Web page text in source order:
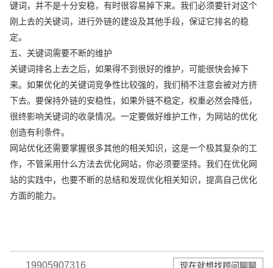
键词，并不是十分安稳，有时很容易掉下来。我们必须要针对这个
刚上去的关键词，进行外链的建设及其他手段，保证它排名的稳
定。
五、关键词需要不断的维护
关键词排名上去之后，如果得不到很好的维护，可能很快会掉下
来。如果优化的关键词竞争性比较强的，我们稍不注意会被对方挤
下去。要保持外链的安稳性，如果外链不稳定，权重必然会降低，
很终影响关键词的收录情况。一定要做好维护工作，为网站的优化
创造有利条件。
网站优化还需要掌握很多其他的相关知识，这是一个极其复杂的工
作，不管采用什么方法去优化网站，你必须要坚持。我们在优化网
站的实践中，也要不断的总结和发现优化相关知识，提高自己优化
方面的能力。
19905907316 现在就想找顾问聊聊